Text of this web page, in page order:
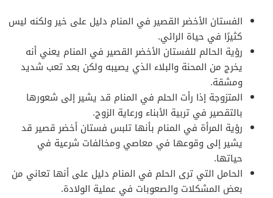
الفستان الأخضر القصير في المنام دليل على خير ولكنه ليس
كثيرًا في حياة الرائي.
رؤية الحالم للفستان الأخضر القصير في المنام يعني أنه
يخرج من المحنة والبلاء الذي يصيبه ولكن بعد تعب شديد
ومشقة.
المتزوجة إذا رأت الحلم في المنام قد يشير إلى شعورها
بالتقصير في تربية الأبناء ورعاية الزوج.
رؤية المرأة في المنام بأنها تلبس فستان أخضر قصير قد
يشير إلى وقوعها في معاصي ومخالفات شرعية في
حياتها.
الحامل التي ترى الحلم في المنام دليل على أنها تعاني من
بعض المشكلات والصعوبات في عملية الولادة.